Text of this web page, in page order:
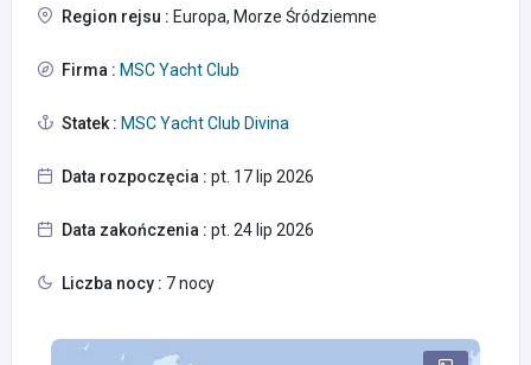
Region rejsu : Europa, Morze Śródziemne
Firma : MSC Yacht Club
Statek : MSC Yacht Club Divina
Data rozpoczęcia : pt. 17 lip 2026
Data zakończenia : pt. 24 lip 2026
Liczba nocy : 7 nocy